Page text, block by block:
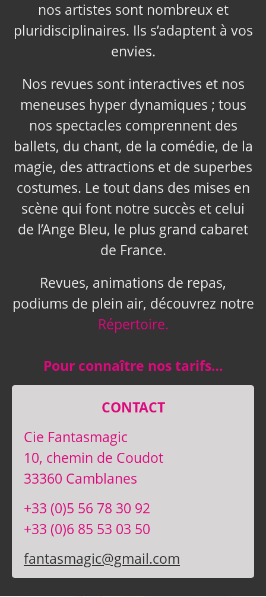
nos artistes sont nombreux et
pluridisciplinaires. Ils s’adaptent à vos
envies.
Nos revues sont interactives et nos
meneuses hyper dynamiques ; tous
nos spectacles comprennent des
ballets, du chant, de la comédie, de la
magie, des attractions et de superbes
costumes. Le tout dans des mises en
scène qui font notre succès et celui
de l’Ange Bleu, le plus grand cabaret
de France.
Revues, animations de repas,
podiums de plein air, découvrez notre
Répertoire.
Pour connaître nos tarifs…
CONTACT
Cie Fantasmagic
10, chemin de Coudot
33360 Camblanes
+33 (0)5 56 78 30 92
+33 (0)6 85 53 03 50
fantasmagic@gmail.com